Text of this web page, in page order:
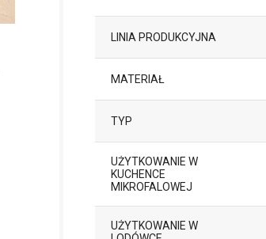
LINIA PRODUKCYJNA
MATERIAŁ
TYP
UŻYTKOWANIE W
KUCHENCE
MIKROFALOWEJ
UŻYTKOWANIE W